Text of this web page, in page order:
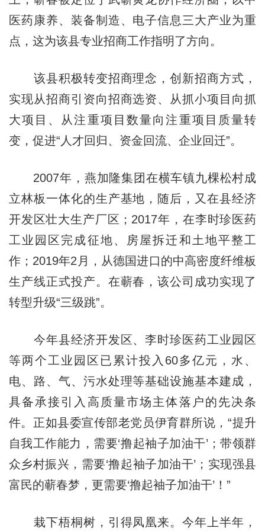
医药康养、装备制造、电子信息三大产业为重
点，这为该县专业招商工作指明了方向。
该县积极转变招商理念，创新招商方式，
实现从招商引资向招商选资、从抓小项目向抓
大项目、从注重项目数量向注重项目质量转
变，促进“人才回归、资金回流、企业回迁”。
2007年，燕加隆集团在横车镇九棵松村成
立林板一体化的生产基地，随后，又在县经济
开发区壮大生产厂区；2017年，在李时珍医药
工业园区完成征地、房屋拆迁和土地平整工
作；2019年2月，从德国进口的中高密度纤维板
生产线正式投产。在蕲春，该公司成功实现了
转型升级“三级跳”。
今年县经济开发区、李时珍医药工业园区
等两个工业园区已累计投入60多亿元，水、
电、路、气、污水处理等基础设施基本建成，
具备承接引入高质量市场主体落户的先决条
件。正如县委宣传部老党员伊育群所说，“提升
自我工作能力，需要‘撸起袖子加油干’；带领群
众乡村振兴，需要‘撸起袖子加油干’；实现强县
富民的蕲春梦，更需要‘撸起袖子加油干’！”
栽下梧桐树，引得凤凰来。今年上半年，